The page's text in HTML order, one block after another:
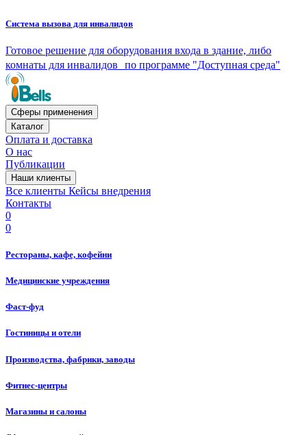
Система вызова для инвалидов
Готовое решение для оборудования входа в здание, либо
комнаты для инвалидов по программе "Доступная среда"
Сферы применения
Каталог
Оплата и доставка
О нас
Публикации
Наши клиенты
Все клиенты Кейсы внедрения
Контакты
0
0
Рестораны, кафе, кофейни
Медицинские учреждения
Фаст-фуд
Гостиницы и отели
Производства, фабрики, заводы
Фитнес-центры
Магазины и салоны